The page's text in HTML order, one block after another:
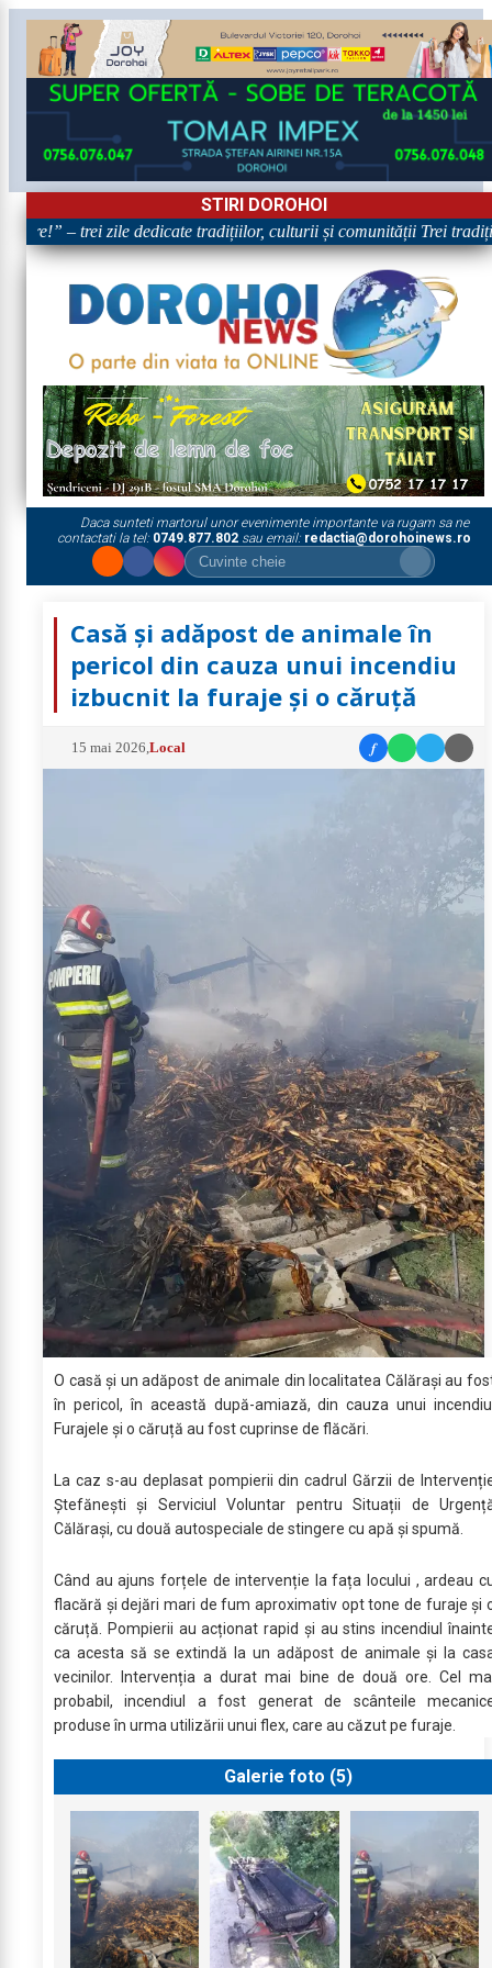
STIRI DOROHOI
– trei zile dedicate tradițiilor, culturii și comunității Trei tradiții.
Daca sunteti martorul unor evenimente importante va rugam sa ne
contactati la tel: 0749.877.802sau email: redactia@dorohoinews.ro
Casă și adăpost de animale în
pericol din cauza unui incendiu
izbucnit la furaje și o căruță
15 mai 2026 ,Local f
O casă și un adăpost de animale din localitatea Călărași au
în pericol, în această după-amiază, din cauza unui
Furajele și o căruță au fost cuprinse de flăcări.
La caz s-au deplasat pompierii din cadrul Gărzii de
Ștefănești și Serviciul Voluntar pentru Situații de
Călărași, cu două autospeciale de stingere cu apă și spumă.
Când au ajuns forțele de intervenție la fața locului , ardeau
flacără și dejări mari de fum aproximativ opt tone de furaje și
căruță. Pompierii au acționat rapid și au stins incendiul
ca acesta să se extindă la un adăpost de animale și la
vecinilor. Intervenția a durat mai bine de două ore. Cel
probabil, incendiul a fost generat de scânteile
produse în urma utilizării unui flex, care au căzut pe furaje.
Galerie foto (5)